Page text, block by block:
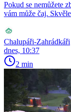
Pokud se nemůžete
vám může čaj.
Chalupáři-Zahrádkáři
dnes, 10:37
2 min